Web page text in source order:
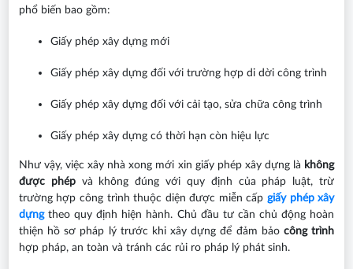
phổ biến bao gồm:
Giấy phép xây dựng mới
Giấy phép xây dựng đối với trường hợp di dời công trình
Giấy phép xây dựng đối với cải tạo, sửa chữa công trình
Giấy phép xây dựng có thời hạn còn hiệu lực
Như vậy, việc xây nhà xong mới xin giấy phép xây dựng là không
được phépvà không đúng với quy định của pháp luật, trừ
trường hợp công trình thuộc diện được miễn cấpgiấy phép xây
dựngtheo quy định hiện hành. Chủ đầu tư cần chủ động hoàn
thiện hồ sơ pháp lý trước khi xây dựng để đảm bảocông trình
hợp pháp, an toàn và tránh các rủi ro pháp lý phát sinh.